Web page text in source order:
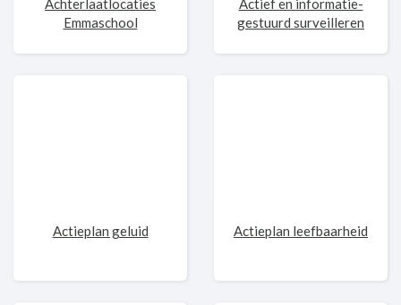
Achterlaatlocaties
Emmaschool
Actief en informatie-
gestuurd surveilleren
Actieplan geluid Actieplan leefbaarheid